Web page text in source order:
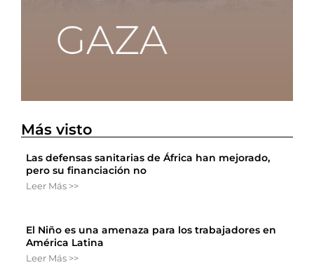
Más visto
Las defensas sanitarias de África han mejorado,
pero su financiación no
Leer Más >>
El Niño es una amenaza para los trabajadores en
América Latina
Leer Más >>